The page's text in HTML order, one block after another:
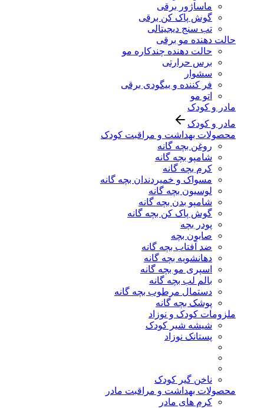
ماساژور برقی
گوش پاک کن برقی
تب سنج دیجیتالی
حالت دهنده مو برقی
حالت دهنده چندکاره مو
برس حرارتی
سشوار
فر کننده و بیگودی برقی
اتو مو
مادر و کودک
مادر و کودک
محصولات بهداشت و مراقبت کودک
روغن بچه گانه
شامپو بچه گانه
کرم بچه گانه
مسواک و خمیردندان بچه گانه
لوسیون بچه گانه
شامپو بدن بچه گانه
گوش پاک کن بچه گانه
پودر بچه
صابون بچه
ضد آفتاب بچه گانه
دهانشویه بچه گانه
اسپری مو بچه گانه
بالم لب بچه گانه
دستمال مرطوب بچه گانه
پوشک بچه گانه
ملزومات کودک و نوزاد
شیشه شیر کودک
پستانک نوزاد
ناخن گیر کودک
محصولات بهداشت و مراقبت مادر
کرم های مادر